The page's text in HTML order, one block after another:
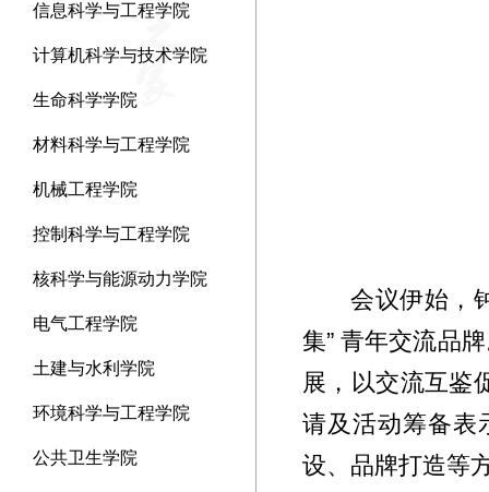
信息科学与工程学院
计算机科学与技术学院
生命科学学院
材料科学与工程学院
机械工程学院
控制科学与工程学院
核科学与能源动力学院
电气工程学院
土建与水利学院
环境科学与工程学院
公共卫生学院
会议伊始，
集” 青年交流品
展，以交流互鉴
请及活动筹备表
设、品牌打造等